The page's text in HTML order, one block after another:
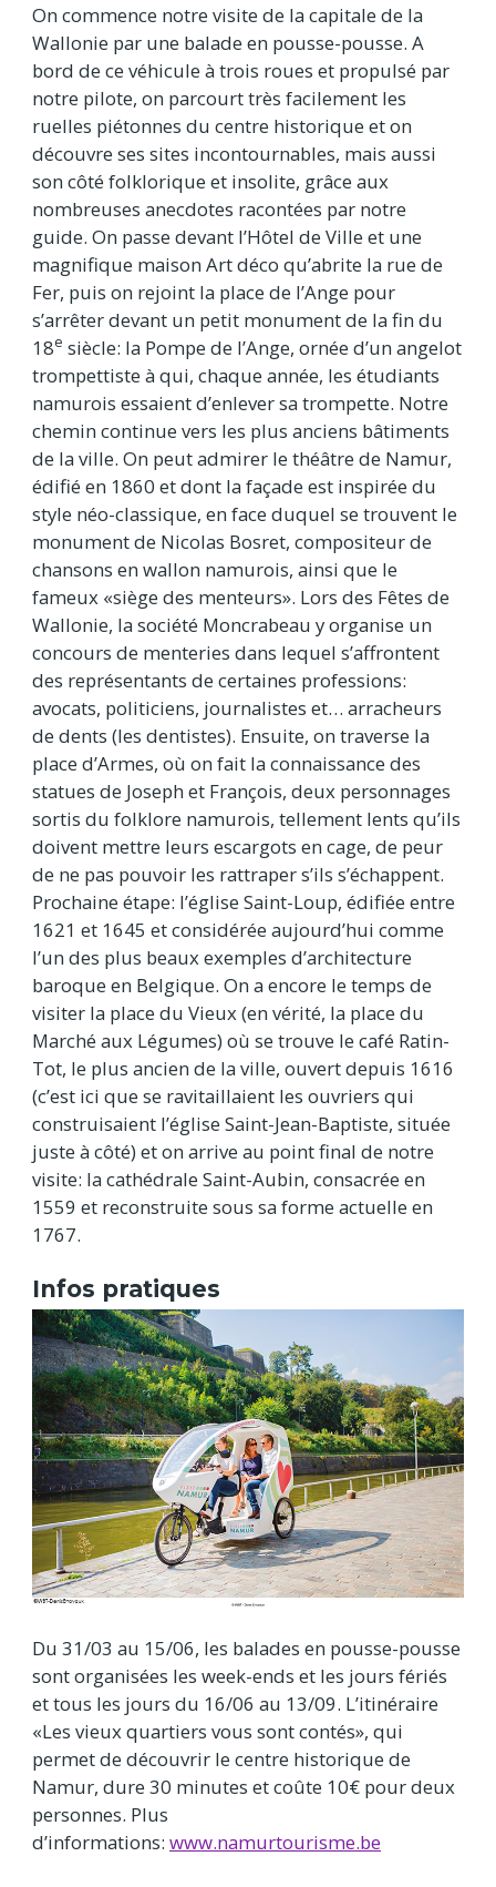
On commence notre visite de la capitale de la
Wallonie par une balade en pousse-pousse. A
bord de ce véhicule à trois roues et propulsé par
notre pilote, on parcourt très facilement les
ruelles piétonnes du centre historique et on
découvre ses sites incontournables, mais aussi
son côté folklorique et insolite, grâce aux
nombreuses anecdotes racontées par notre
guide. On passe devant l’Hôtel de Ville et une
magnifique maison Art déco qu’abrite la rue de
Fer, puis on rejoint la place de l’Ange pour
s’arrêter devant un petit monument de la fin du
18e siècle: la Pompe de l’Ange, ornée d’un angelot
trompettiste à qui, chaque année, les étudiants
namurois essaient d’enlever sa trompette. Notre
chemin continue vers les plus anciens bâtiments
de la ville. On peut admirer le théâtre de Namur,
édifié en 1860 et dont la façade est inspirée du
style néo-classique, en face duquel se trouvent le
monument de Nicolas Bosret, compositeur de
chansons en wallon namurois, ainsi que le
fameux «siège des menteurs». Lors des Fêtes de
Wallonie, la société Moncrabeau y organise un
concours de menteries dans lequel s’affrontent
des représentants de certaines professions:
avocats, politiciens, journalistes et… arracheurs
de dents (les dentistes). Ensuite, on traverse la
place d’Armes, où on fait la connaissance des
statues de Joseph et François, deux personnages
sortis du folklore namurois, tellement lents qu’ils
doivent mettre leurs escargots en cage, de peur
de ne pas pouvoir les rattraper s’ils s’échappent.
Prochaine étape: l’église Saint-Loup, édifiée entre
1621 et 1645 et considérée aujourd’hui comme
l’un des plus beaux exemples d’architecture
baroque en Belgique. On a encore le temps de
visiter la place du Vieux (en vérité, la place du
Marché aux Légumes) où se trouve le café Ratin-
Tot, le plus ancien de la ville, ouvert depuis 1616
(c’est ici que se ravitaillaient les ouvriers qui
construisaient l’église Saint-Jean-Baptiste, située
juste à côté) et on arrive au point final de notre
visite: la cathédrale Saint-Aubin, consacrée en
1559 et reconstruite sous sa forme actuelle en
1767.
Infos pratiques
Du 31/03 au 15/06, les balades en pousse-pousse
sont organisées les week-ends et les jours fériés
et tous les jours du 16/06 au 13/09. L’itinéraire
«Les vieux quartiers vous sont contés», qui
permet de découvrir le centre historique de
Namur, dure 30 minutes et coûte 10€ pour deux
personnes. Plus
d’informations: www.namurtourisme.be